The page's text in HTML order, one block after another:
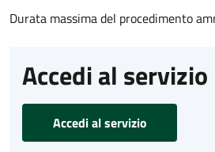
Durata massima del procedimento
Accedi al servizio
Accedi al servizio